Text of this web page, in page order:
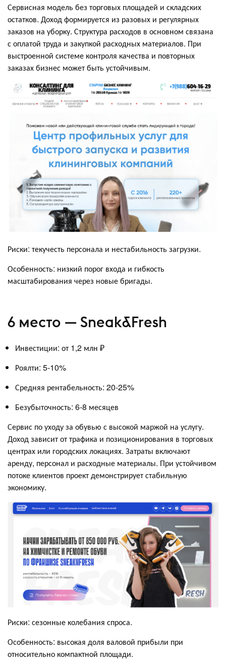
Сервисная модель без торговых площадей и складских
остатков. Доход формируется из разовых и регулярных
заказов на уборку. Структура расходов в основном связана
с оплатой труда и закупкой расходных материалов. При
выстроенной системе контроля качества и повторных
заказах бизнес может быть устойчивым.
Риски: текучесть персонала и нестабильность загрузки.
Особенность: низкий порог входа и гибкость
масштабирования через новые бригады.
6 место — Sneak&Fresh
Инвестиции: от 1,2 млн ₽
Роялти: 5-10%
Средняя рентабельность: 20-25%
Безубыточность: 6-8 месяцев
Сервис по уходу за обувью с высокой маржой на услугу.
Доход зависит от трафика и позиционирования в торговых
центрах или городских локациях. Затраты включают
аренду, персонал и расходные материалы. При устойчивом
потоке клиентов проект демонстрирует стабильную
экономику.
Риски: сезонные колебания спроса.
Особенность: высокая доля валовой прибыли при
относительно компактной площади.